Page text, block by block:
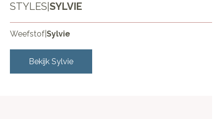
STYLES SYLVIE
Weefstof Sylvie
Bekijk Sylvie